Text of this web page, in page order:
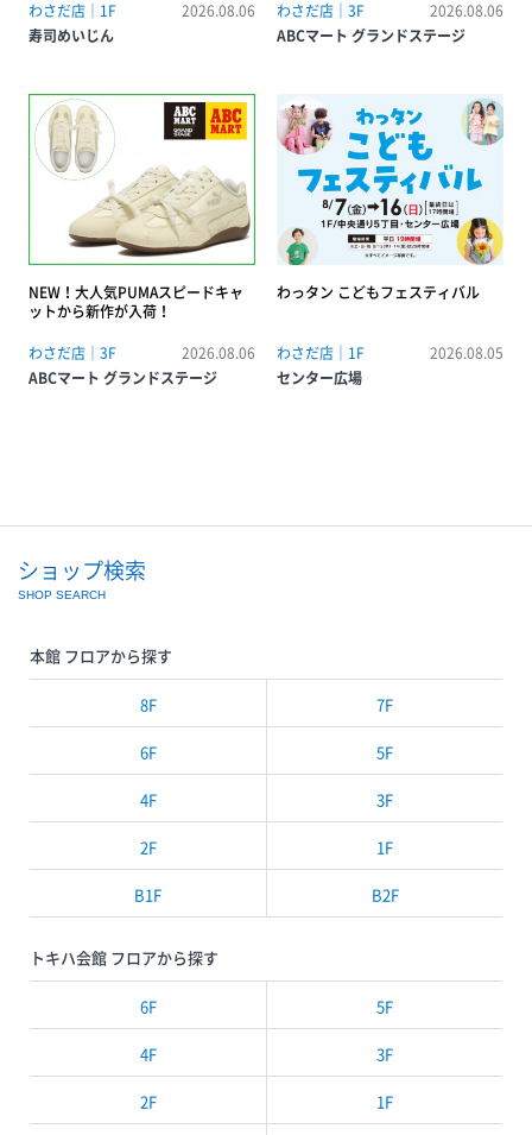
わさだ店｜1F
2026.08.06
寿司めいじん
わさだ店｜3F
2026.08.06
ABCマート グランドステージ
NEW！大人気PUMAスピードキャ
ットから新作が入荷！
わさだ店｜3F
2026.08.06
ABCマート グランドステージ
わっタン こどもフェスティバル
わさだ店｜1F
2026.08.05
センター広場
ショップ検索
SHOP SEARCH
本館 フロアから探す
8F 7F
6F 5F
4F 3F
2F 1F
B1F B2F
トキハ会館 フロアから探す
6F 5F
4F 3F
2F 1F